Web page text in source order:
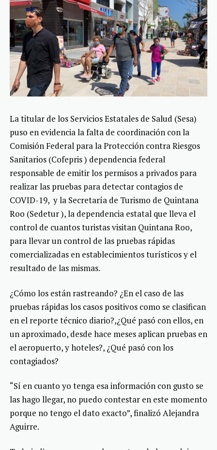
La titular de los Servicios Estatales de Salud (Sesa)
puso en evidencia la falta de coordinación con la
Comisión Federal para la Protección contra Riesgos
Sanitarios (Cofepris ) dependencia federal
responsable de emitir los permisos a privados para
realizar las pruebas para detectar contagios de
COVID-19, y la Secretaría de Turismo de Quintana
Roo (Sedetur ), la dependencia estatal que lleva el
control de cuantos turistas visitan Quintana Roo,
para llevar un control de las pruebas rápidas
comercializadas en establecimientos turísticos y el
resultado de las mismas.
¿Cómo los están rastreando? ¿En el caso de las
pruebas rápidas los casos positivos como se clasifican
en el reporte técnico diario?,¿Qué pasó con ellos, en
un aproximado, desde hace meses aplican pruebas en
el aeropuerto, y hoteles?, ¿Qué pasó con los
contagiados?
“Sí en cuanto yo tenga esa información con gusto se
las hago llegar, no puedo contestar en este momento
porque no tengo el dato exacto”, finalizó Alejandra
Aguirre.